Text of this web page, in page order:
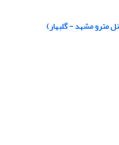
مترو مشهد - گلبهار)